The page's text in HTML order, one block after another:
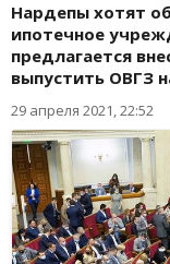
Нардепы хотят
ипотечное
предлагается
выпустить ОВГЗ
29 апреля 2021, 22:52